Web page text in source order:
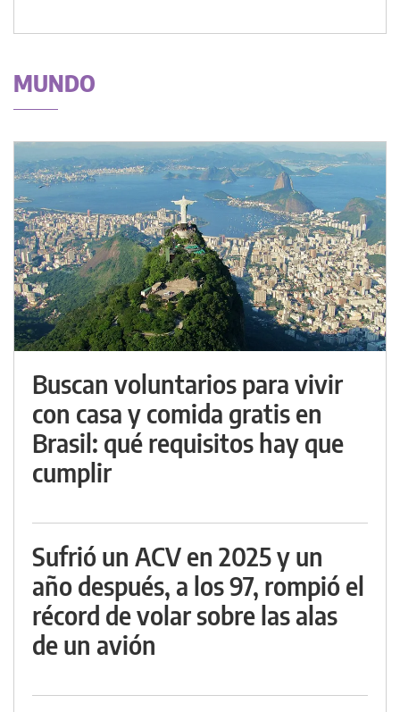
MUNDO
Buscan voluntarios para vivir
con casa y comida gratis en
Brasil: qué requisitos hay que
cumplir
Sufrió un ACV en 2025 y un
año después, a los 97, rompió el
récord de volar sobre las alas
de un avión